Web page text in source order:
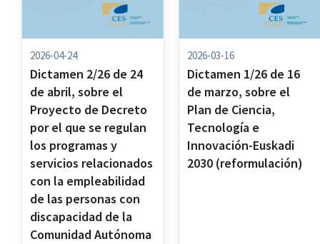
2026-04-24
Dictamen 2/26 de 24
de abril, sobre el
Proyecto de Decreto
por el que se regulan
los programas y
servicios relacionados
con la empleabilidad
de las personas con
discapacidad de la
Comunidad Autónoma
2026-03-16
Dictamen 1/26 de 16
de marzo, sobre el
Plan de Ciencia,
Tecnología e
Innovación-Euskadi
2030 (reformulación)